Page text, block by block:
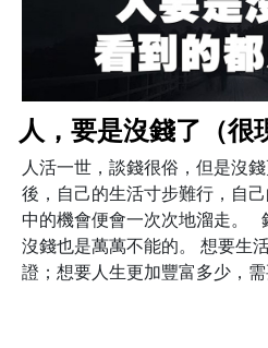
人，要是沒錢了（很
人活一世，談錢很俗，但是沒
後，自己的生活寸步難行，自
中的機會便會一次次地溜走。
沒錢也是萬萬不能的。 想要生
證；想要人生更加豐富多少，